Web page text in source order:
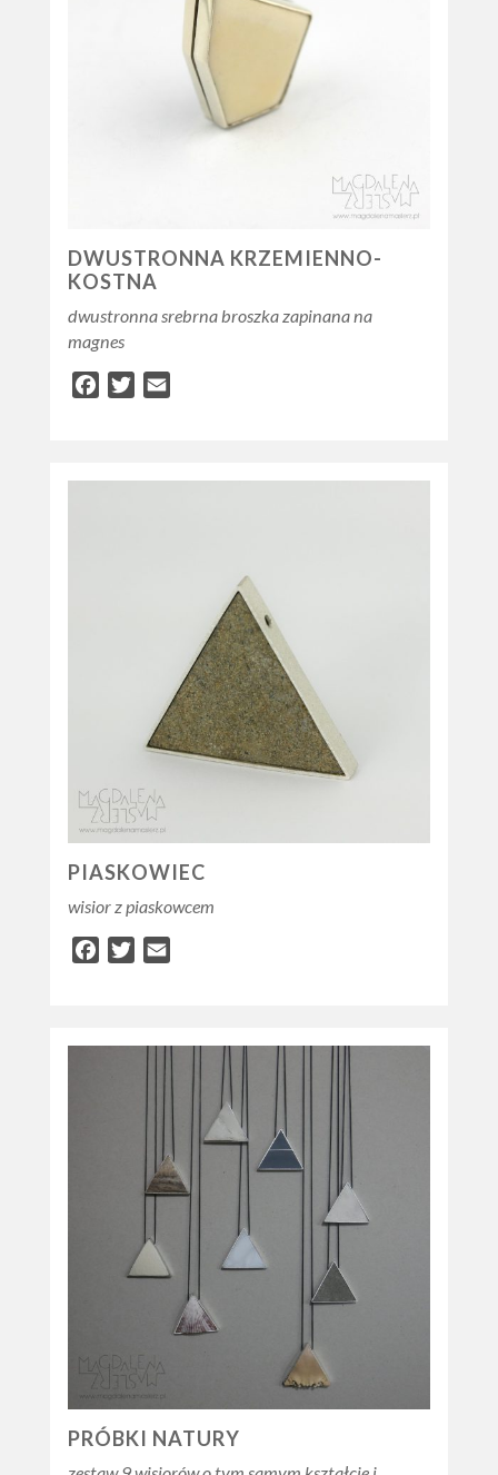
DWUSTRONNA KRZEMIENNO-
KOSTNA
dwustronna srebrna broszka zapinana na
magnes
Facebook
Twitter
PIASKOWIEC
wisior z piaskowcem
Facebook
Twitter
PRÓBKI NATURY